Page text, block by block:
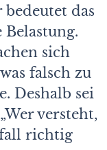
das
sich
falsch zu
Deshalb sei
versteht,
richtig